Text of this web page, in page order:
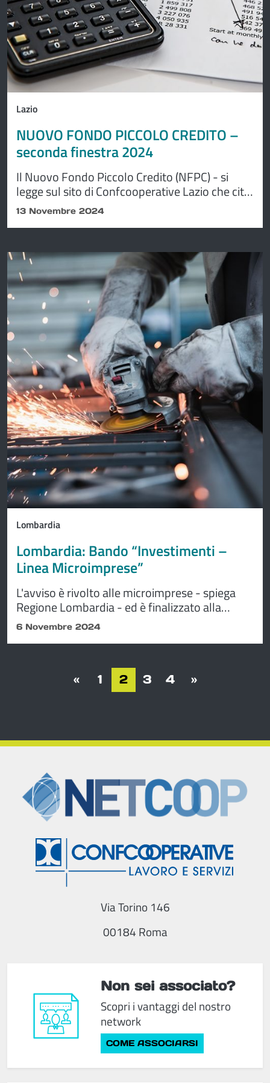
Lazio
NUOVO FONDO PICCOLO CREDITO –
seconda finestra 2024
Il Nuovo Fondo Piccolo Credito (NFPC) - si
legge sul sito di Confcooperative Lazio che cita
Lazioeuropa - ha l’obiettivo di fornire risposta
alle Micro, Piccole e Medie Imprese (MPMI) con
minimizzando costi e tempi e semplificando le
procedure d’istruttoria e di erogazione.
13 Novembre 2024
Lombardia
Lombardia: Bando “Investimenti –
Linea Microimprese”
L'avviso è rivolto alle microimprese - spiega
Regione Lombardia - ed è finalizzato alla
concessione di contributi per sostenere
interventi di innovazione tecnologica degli
di favorire la riduzione dei consumi energetici
dei propri sistemi di produzione.
6 Novembre 2024
Navigazione degli articoli
« 1 2 3 4 »
Non sei associato?
Scopri i vantaggi del nostro
network
COME ASSOCIARSI
Via Torino 146
00184 Roma